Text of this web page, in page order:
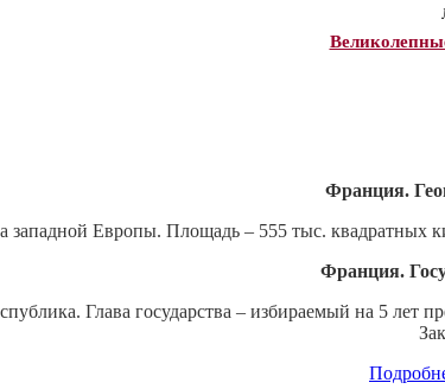
Франция.
западной Европы. Площадь – 555 тыс. квадратных
Франция.
Глава государства – избираемый на 5 лет